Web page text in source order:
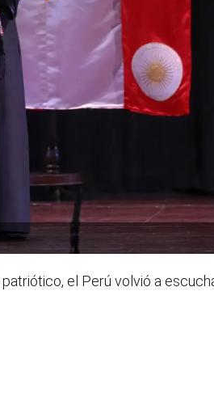
el Perú volvió a